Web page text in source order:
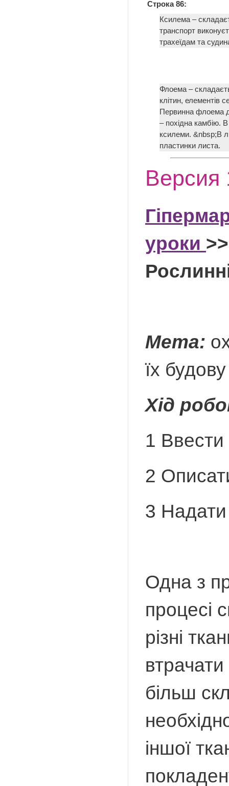
Строка 86:
Ксилема –
транспорт
трахеїдам та
Флоема –
клітин, елементів
Первинна флоема
– похідна камбію.
ксилеми. &nbsp;В
пластинки листа.
Версия
уроки
Мета:
їх
Хід
1 Ввести
2
3 Надати
Одна з
процесі
різні
більш
іншої